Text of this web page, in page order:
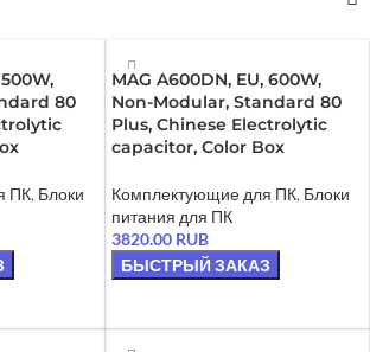
80
ПК, Блоки
MAG A600DN, EU, 600W,
Non-Modular, Standard 80
Plus, Chinese Electrolytic
capacitor, Color Box
Комплектующие для ПК, Блоки
питания для ПК
3820.00 RUB
БЫСТРЫЙ ЗАКАЗ